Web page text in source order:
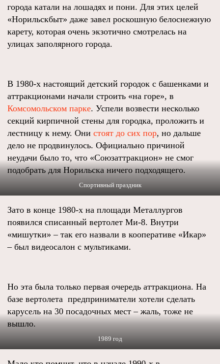
города катали на лошадях и пони. Для этих целей
«Норильскбыт» даже завел роскошную белоснежную
карету, которая очень экзотично смотрелась на
улицах заполярного города.
В 1980-х настоящий детский городок с башенками и
аттракционами начали строить «на горе», в
Комсомольском парке. Успели возвести несколько
секций кирпичной стены для городка, проложить и
лестницу к нему. Они стоят до сих пор, но дальше
дело не продвинулось. Официально причиной
неудачи было то, что «Союзаттракцион» не смог
подобрать для Норильска ничего подходящего.
Спортивный праздник
Зато в конце 1980-х на площади Металлургов
появился списанный вертолет Ми-8. Внутри
«мишутки» – так его назвали в кооперативе «Икар»
– был видеосалон с мультиками.
Но эта была только первая очередь аттракциона. На
базе вертолета предприниматели хотели сделать
карусель на 30 посадочных мест – жаль, тоже не
вышло.
1989 год